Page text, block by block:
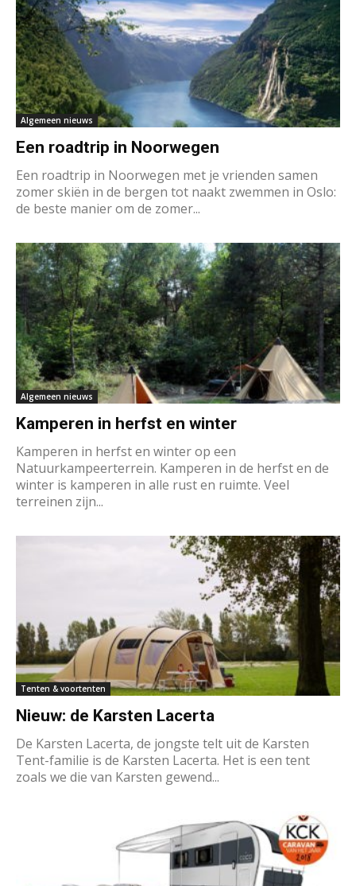
Algemeen nieuws
Een roadtrip in Noorwegen
Een roadtrip in Noorwegen met je vrienden samen
zomer skiën in de bergen tot naakt zwemmen in Oslo:
de beste manier om de zomer...
Algemeen nieuws
Kamperen in herfst en winter
Kamperen in herfst en winter op een
Natuurkampeerterrein. Kamperen in de herfst en de
winter is kamperen in alle rust en ruimte. Veel
terreinen zijn...
Tenten & voortenten
Nieuw: de Karsten Lacerta
De Karsten Lacerta, de jongste telt uit de Karsten
Tent-familie is de Karsten Lacerta. Het is een tent
zoals we die van Karsten gewend...